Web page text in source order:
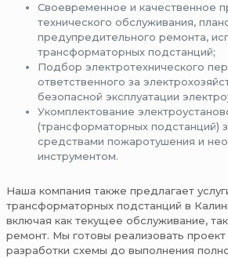
Своевременное и качественное
технического обслуживания,
предупредительного ремонта,
трансформаторных подстанций;
Подбор электротехнического
ответственного за
безопасной эксплуатации
Укомплектование
(трансформаторных подстанций)
средствами пожаротушения и
инструментом.
Наша компания также предлагает
трансформаторных подстанций в
включая как текущее обслуживание,
ремонт. Мы готовы реализовать
разработки схемы до выполнения